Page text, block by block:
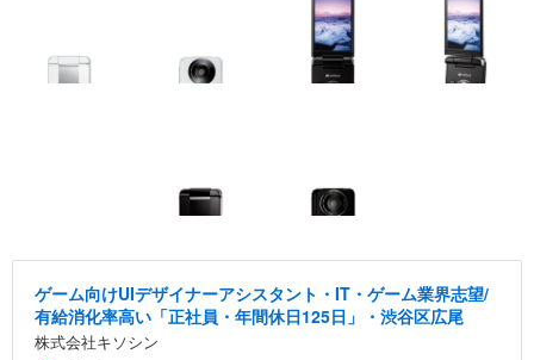
ゲーム向けUIデザイナーアシスタント・IT・ゲーム業界志望/
有給消化率高い「正社員・年間休日125日」・渋谷区広尾
株式会社キソシン